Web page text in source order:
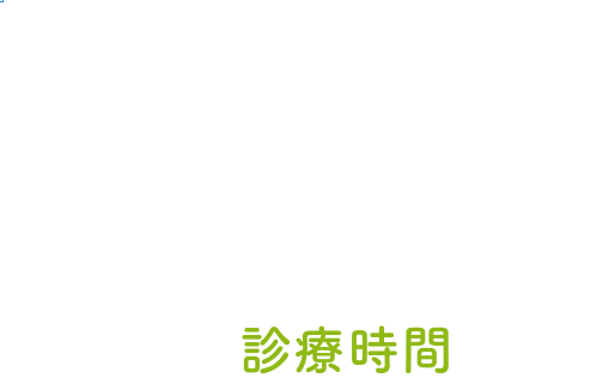
診療時間